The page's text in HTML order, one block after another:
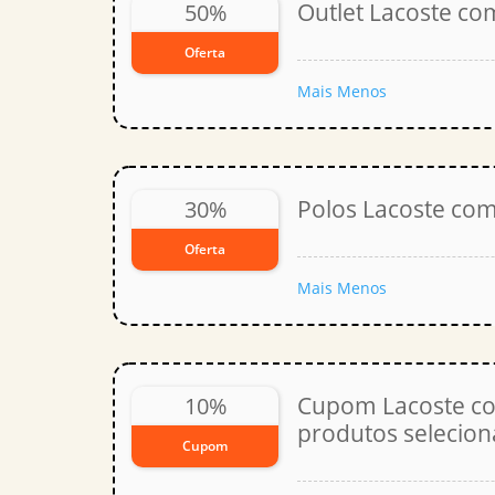
50%
Oferta
Outlet Lacoste
Mais Menos
30%
Oferta
Polos Lacoste
Mais Menos
10%
Cupom
Cupom Lacoste
produtos